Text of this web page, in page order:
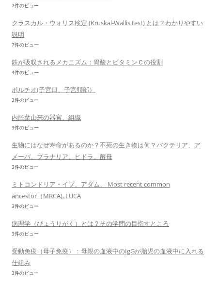
7件のビュー
クラスカル・ウォリス検定 (Kruskal-Wallis test) とは？わかりやすい
説明
7件のビュー
鉄が吸収されるメカニズム：胃酸とビタミンＣの役割
4件のビュー
ポルチオ(子宮口、子宮頚部）
3件のビュー
内胚葉由来の器官、組織
3件のビュー
生物にはなぜ寿命があるのか？不死の生き物は何？バクテリア、ア
メーバ、プラナリア、ヒドラ、酵母
3件のビュー
ミトコンドリア・イブ、アダム、 Most recent common
ancestor（MRCA), LUCA
3件のビュー
病理学（びょうりがく）とは？その学問の目指すところ
3件のビュー
受動免疫（母子免疫）：母親の血液中のIgGが胎児の血液中に入れる
仕組み
3件のビュー